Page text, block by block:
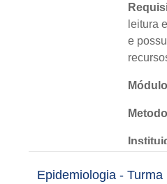
leitura
e
Nível:
Epidemiologia - Turma